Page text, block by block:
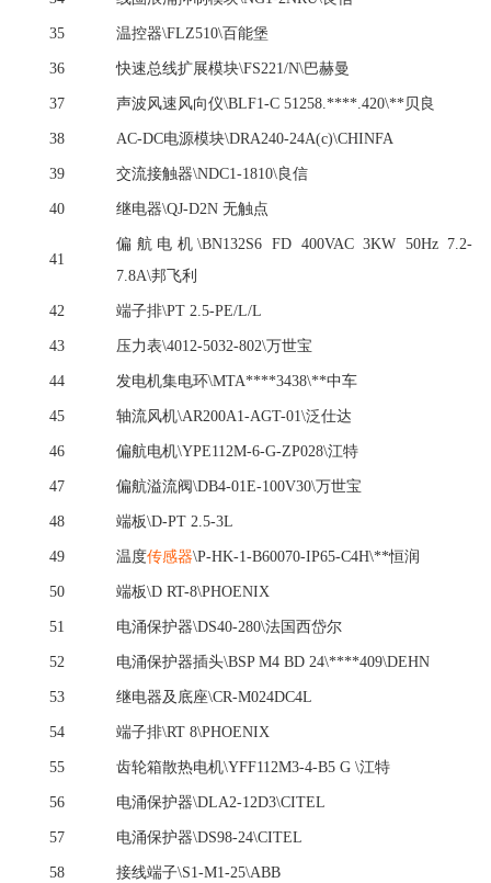
35 温控器\FLZ510\百能堡
36 快速总线扩展模块\FS221/N\巴赫曼
37 声波风速风向仪\BLF1-C 51258.****.420\**贝良
38 AC-DC电源模块\DRA240-24A(c)\CHINFA
39 交流接触器\NDC1-1810\良信
40 继电器\QJ-D2N 无触点
41
偏航电机\BN132S6 FD 400VAC 3KW 50Hz 7.2-
7.8A\邦飞利
42 端子排\PT 2.5-PE/L/L
43 压力表\4012-5032-802\万世宝
44 发电机集电环\MTA****3438\**中车
45 轴流风机\AR200A1-AGT-01\泛仕达
46 偏航电机\YPE112M-6-G-ZP028\江特
47 偏航溢流阀\DB4-01E-100V30\万世宝
48 端板\D-PT 2.5-3L
49 温度传感器\P-HK-1-B60070-IP65-C4H\**恒润
50 端板\D RT-8\PHOENIX
51 电涌保护器\DS40-280\法国西岱尔
52 电涌保护器插头\BSP M4 BD 24\****409\DEHN
53 继电器及底座\CR‐M024DC4L
54 端子排\RT 8\PHOENIX
55 齿轮箱散热电机\YFF112M3-4-B5 G \江特
56 电涌保护器\DLA2-12D3\CITEL
57 电涌保护器\DS98-24\CITEL
58 接线端子\S1-M1-25\ABB